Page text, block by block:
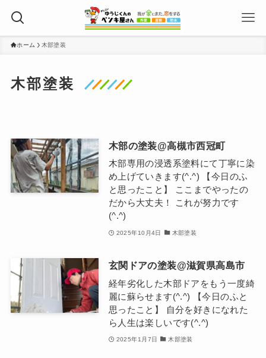
ホーム 木部塗装
木部塗装
木部の塗装@高槻市西冠町
木部専用の浸透系塗料にて丁寧に染
め上げていきます(^.^) 【今日のふ
と思ったこと】 ここまでやったの
だから大丈夫！ これが努力です
(^.^)
2025年10月4日 木部塗装
玄関ドアの塗装@滋賀県高島市
経年劣化した木部ドアをもう一度綺
麗に蘇らせます(^.^) 【今日のふと
思ったこと】 自分を好きになれた
ら人生は楽しいです(^.^)
2025年1月7日 木部塗装